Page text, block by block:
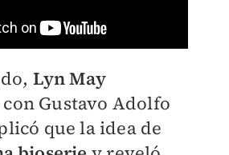
Lyn May
Gustavo Adolfo
que la idea de